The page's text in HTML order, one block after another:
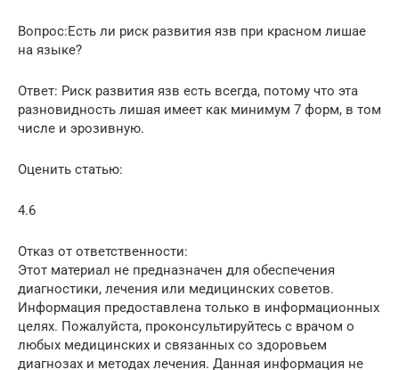
Вопрос:Есть ли риск развития язв при красном лишае
на языке?
Ответ: Риск развития язв есть всегда, потому что эта
разновидность лишая имеет как минимум 7 форм, в том
числе и эрозивную.
Оценить статью:
4.6
Отказ от ответственности:
Этот материал не предназначен для обеспечения
диагностики, лечения или медицинских советов.
Информация предоставлена только в информационных
целях. Пожалуйста, проконсультируйтесь с врачом о
любых медицинских и связанных со здоровьем
диагнозах и методах лечения. Данная информация не